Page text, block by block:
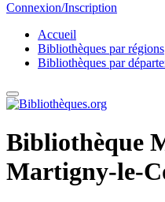
Connexion/Inscription
Accueil
Bibliothèques par régions
Bibliothèques par
Bibliothèque
Martigny-le-